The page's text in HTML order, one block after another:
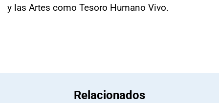
y las Artes como Tesoro Humano Vivo.
Relacionados